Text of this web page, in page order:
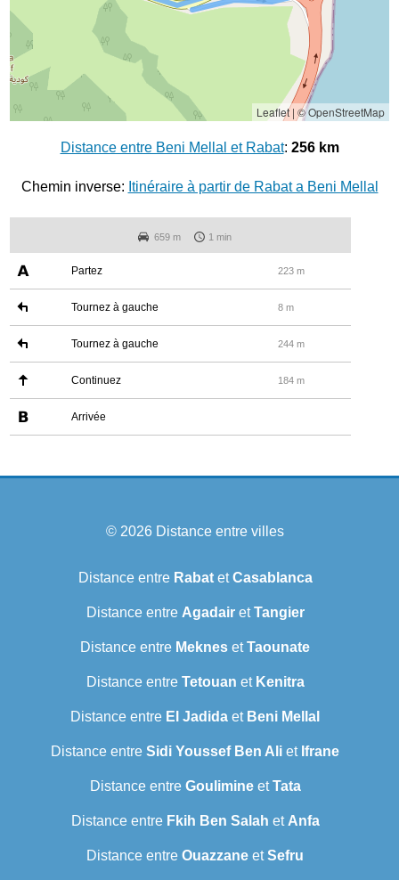
Leaflet| © OpenStreetMap
Distance entre Beni Mellal et Rabat: 256 km
Chemin inverse: Itinéraire à partir de Rabat a Beni Mellal
659 m 1 min
Partez 223 m
Tournez à gauche 8 m
Tournez à gauche 244 m
Continuez 184 m
Arrivée
© 2026 Distance entre villes
Distance entre RabatetCasablanca
Distance entre AgadairetTangier
Distance entre Meknes etTaounate
Distance entre Tetouan et Kenitra
Distance entre El Jadida et Beni Mellal
Distance entre Sidi Youssef Ben Ali et Ifrane
Distance entre GoulimineetTata
Distance entre Fkih Ben Salah et Anfa
Distance entre Ouazzane etSefru